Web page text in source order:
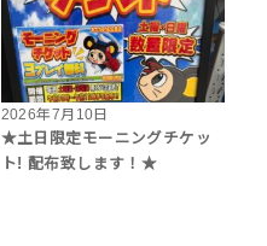
2026年7月10日
★土日限定モーニングチケッ
ト! 配布致します！★